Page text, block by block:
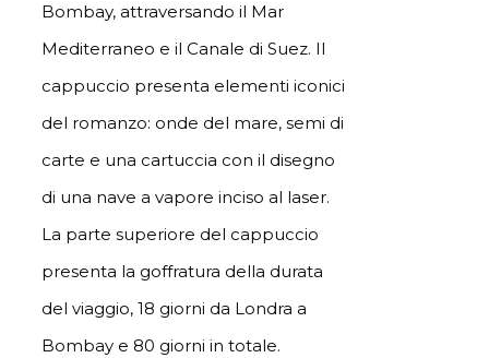
Bombay, attraversando il Mar
Mediterraneo e il Canale di Suez. Il
cappuccio presenta elementi iconici
del romanzo: onde del mare, semi di
carte e una cartuccia con il disegno
di una nave a vapore inciso al laser.
La parte superiore del cappuccio
presenta la goffratura della durata
del viaggio, 18 giorni da Londra a
Bombay e 80 giorni in totale.